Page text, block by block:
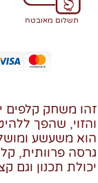
תשלום מאובטח
זהו משחק קלפים
והזוי, שהפך
הוא משעשע
גרסה פרוותית,
יכולת תכנון וגם